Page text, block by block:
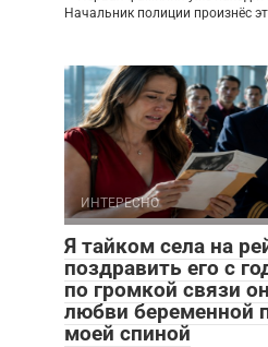
Начальник полиции произнёс
ИНТЕРЕСНО
Я тайком села на
поздравить его с
по громкой связи
любви беременной
моей спиной